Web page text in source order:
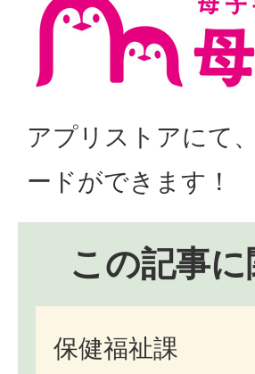
アプリストアにて
ードができます！
この記事
保健福祉課